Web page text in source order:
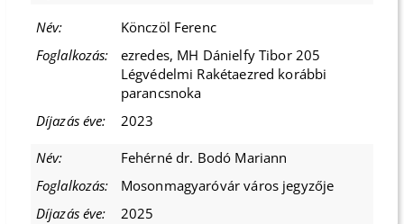
Könczöl Ferenc
ezredes, MH Dánielfy Tibor 205
Légvédelmi Rakétaezred korábbi
parancsnoka
2023
Fehérné dr. Bodó Mariann
Mosonmagyaróvár város jegyzője
2025